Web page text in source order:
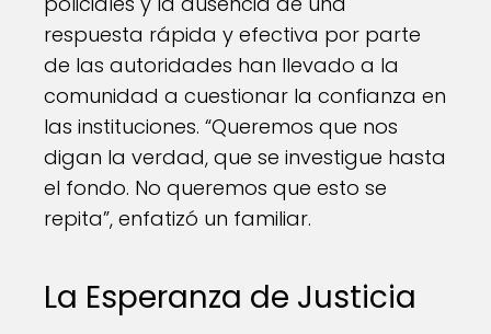
respuesta rápida y efectiva por parte
de las autoridades han llevado a la
comunidad a cuestionar la confianza en
las instituciones. “Queremos que nos
digan la verdad, que se investigue hasta
el fondo. No queremos que esto se
repita”, enfatizó un familiar.
La Esperanza de Justicia